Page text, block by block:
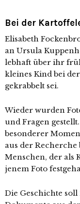
Bei der
Elisabeth
an Ursula
leb­haft über ihr
klei­nes Kind bei
ge­krab­belt sei.
Wieder wur­den
und Fragen
beson­de­rer
aus der Recherche
Menschen, der als
jenem Foto
Die Geschichte